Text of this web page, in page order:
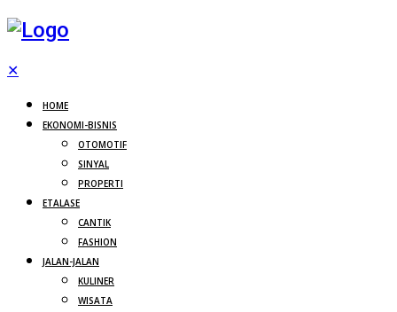
✕
HOME
EKONOMI-BISNIS
OTOMOTIF
SINYAL
PROPERTI
ETALASE
CANTIK
FASHION
JALAN-JALAN
KULINER
WISATA